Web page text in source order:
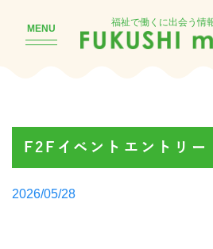
MENU
福祉で働くに出会う情
F2Fイベントエントリー
Posted
2026/05/28